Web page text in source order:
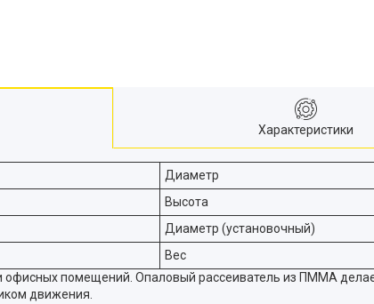
Характеристики
Диаметр
Высота
Диаметр (установочный)
Вес
офисных помещений. Опаловый рассеиватель из ПММА
движения.